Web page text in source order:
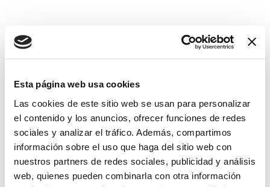
Esta página web usa cookies
Las cookies de este sitio web se usan para personalizar
el contenido y los anuncios, ofrecer funciones de redes
sociales y analizar el tráfico. Además, compartimos
información sobre el uso que haga del sitio web con
nuestros partners de redes sociales, publicidad y análisis
web, quienes pueden combinarla con otra información
+ Añadir Google Calendar